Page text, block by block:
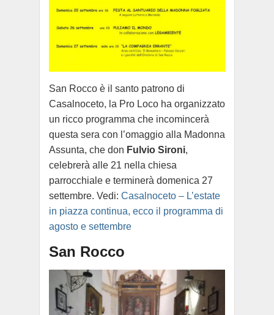
San Rocco è il santo patrono di
Casalnoceto, la Pro Loco ha organizzato
un ricco programma che incomincerà
questa sera con l’omaggio alla Madonna
Assunta, che don Fulvio Sironi,
celebrerà alle 21 nella chiesa
parrocchiale e terminerà domenica 27
settembre. Vedi: Casalnoceto – L’estate
in piazza continua, ecco il programma di
agosto e settembre
San Rocco